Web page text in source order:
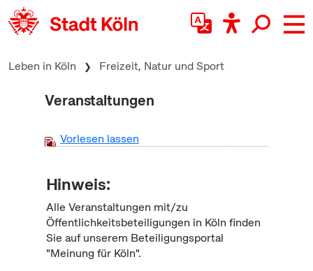
zum Inhalt springen
Leben in Köln Freizeit, Natur und Sport
Veranstaltungen
Vorlesen lassen
Hinweis:
Alle Veranstaltungen mit/zu
Öffentlichkeitsbeteiligungen in Köln finden
Sie auf unserem Beteiligungsportal
"Meinung für Köln".